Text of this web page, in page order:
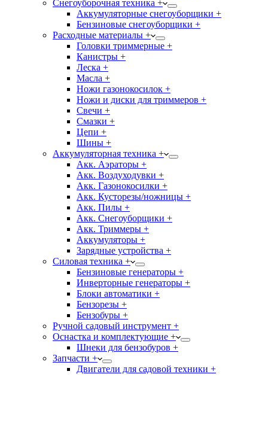
Снегоуборочная техника +
Аккумуляторные снегоуборщики +
Бензиновые снегоуборщики +
Расходные материалы +
Головки триммерные +
Канистры +
Леска +
Масла +
Ножи газонокосилок +
Ножи и диски для триммеров +
Свечи +
Смазки +
Цепи +
Шины +
Аккумуляторная техника +
Акк. Аэраторы +
Акк. Воздуходувки +
Акк. Газонокосилки +
Акк. Кусторезы/ножницы +
Акк. Пилы +
Акк. Снегоуборщики +
Акк. Триммеры +
Аккумуляторы +
Зарядные устройства +
Силовая техника +
Бензиновые генераторы +
Инверторные генераторы +
Блоки автоматики +
Бензорезы +
Бензобуры +
Ручной садовый инструмент +
Оснастка и комплектующие +
Шнеки для бензобуров +
Запчасти +
Двигатели для садовой техники +